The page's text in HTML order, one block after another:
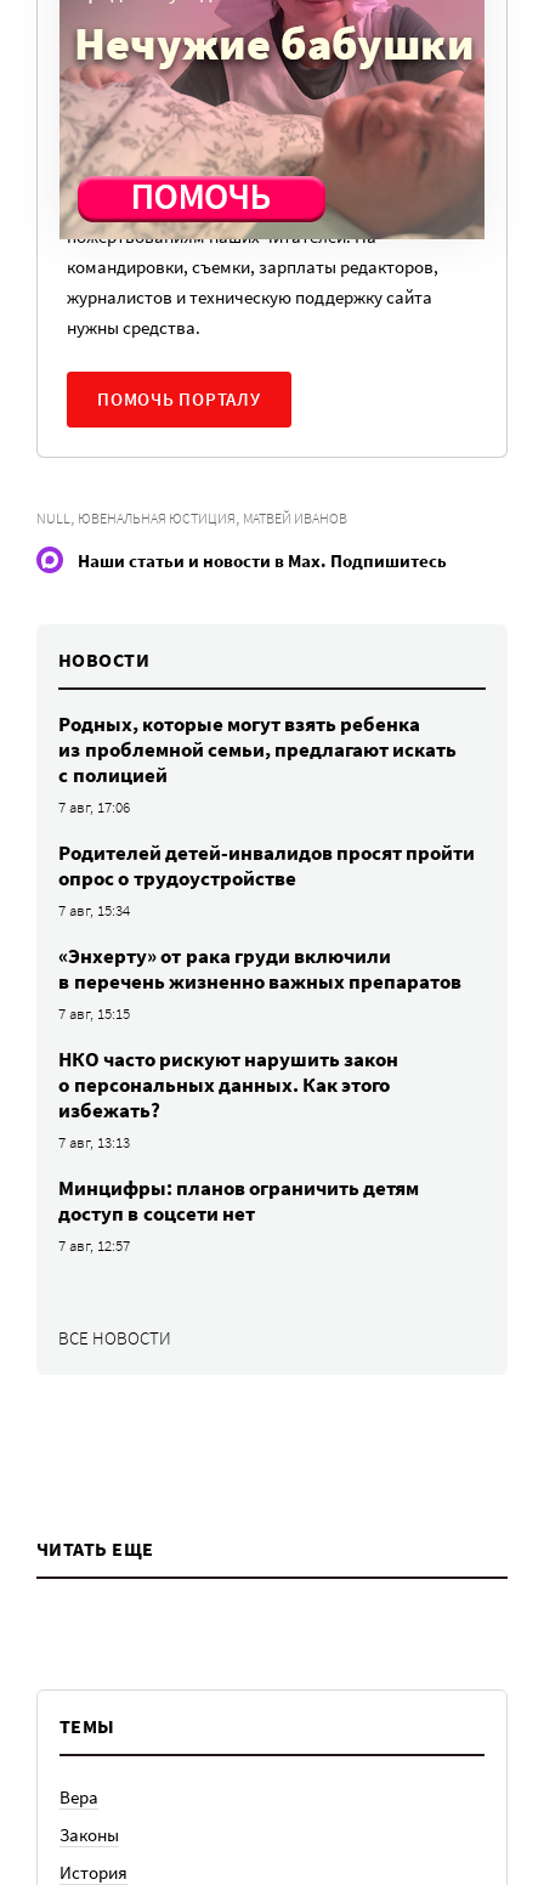
ВАМ ВАЖНО, ЧТОБЫ РАЗГОВОР НА ЭТУ
ТЕМУ ПРОДОЛЖИЛСЯ? ПОДДЕРЖИТЕ
ПОРТАЛ!
Мы просим подписаться на небольшой, но
регулярный платеж в пользу нашего сайта.
Милосердие.ru работает благодаря добровольным
пожертвованиям наших читателей. На
командировки, съемки, зарплаты редакторов,
журналистов и техническую поддержку сайта
нужны средства.
ПОМОЧЬ ПОРТАЛУ
NULL, ЮВЕНАЛЬНАЯ ЮСТИЦИЯ, МАТВЕЙ ИВАНОВ
Наши статьи и новости в Max. Подпишитесь
НОВОСТИ
Родных, которые могут взять ребенка
из проблемной семьи, предлагают искать
с полицией
7 авг, 17:06
Родителей детей-инвалидов просят пройти
опрос о трудоустройстве
7 авг, 15:34
«Энхерту» от рака груди включили
в перечень жизненно важных препаратов
7 авг, 15:15
НКО часто рискуют нарушить закон
о персональных данных. Как этого
избежать?
7 авг, 13:13
Минцифры: планов ограничить детям
доступ в соцсети нет
7 авг, 12:57
ВСЕ НОВОСТИ
ЧИТАТЬ ЕЩЕ
ТЕМЫ
Вера
Законы
История